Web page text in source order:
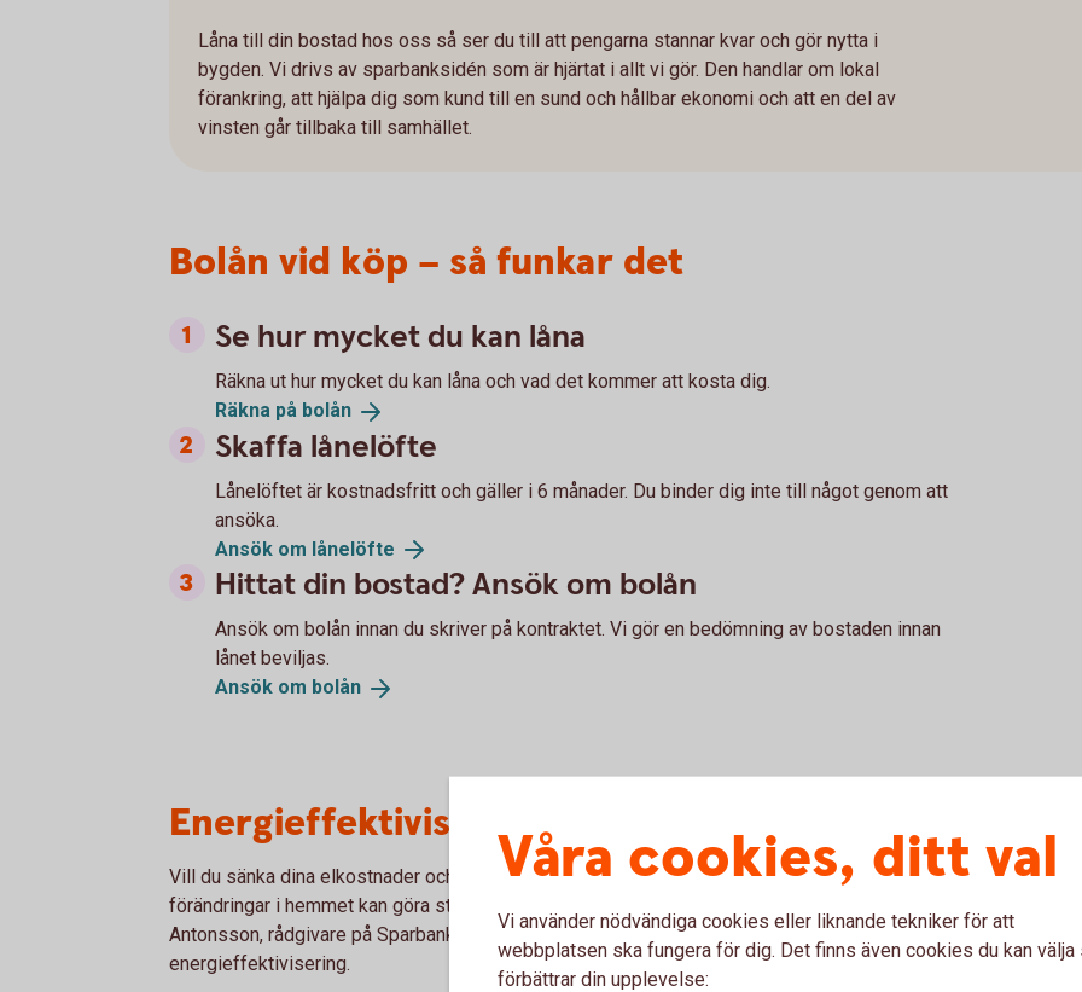
Låna till din bostad hos oss så ser du till att pengarna stannar kvar och gör nytta i
bygden. Vi drivs av sparbanksidén som är hjärtat i allt vi gör. Den handlar om lokal
förankring, att hjälpa dig som kund till en sund och hållbar ekonomi och att en del av
vinsten går tillbaka till samhället.
Bolån vid köp – så funkar det
Se hur mycket du kan låna
Räkna ut hur mycket du kan låna och vad det kommer att kosta dig.
Räkna på bolån
Skaffa lånelöfte
Lånelöftet är kostnadsfritt och gäller i 6 månader. Du binder dig inte till något genom att
ansöka.
Ansök om lånelöfte
Hittat din bostad? Ansök om bolån
Ansök om bolån innan du skriver på kontraktet. Vi gör en bedömning av bostaden innan
lånet beviljas.
Ansök om bolån
Energieffektivisera ditt hus!
Vill du sänka dina elkostnader och samtidigt bidra till en hållbar framtid? Enkla
förändringar i hemmet kan göra stor skillnad, både ekonomiskt och klimatmässigt. Li
Antonsson, rådgivare på Sparbanken Alingsås, ger sina bästa råd om
energieffektivisering.
Våra cookies, ditt val
Vi använder nödvändiga cookies eller liknande tekniker för att
webbplatsen ska fungera för dig. Det finns även cookies du kan välja
förbättrar din upplevelse: